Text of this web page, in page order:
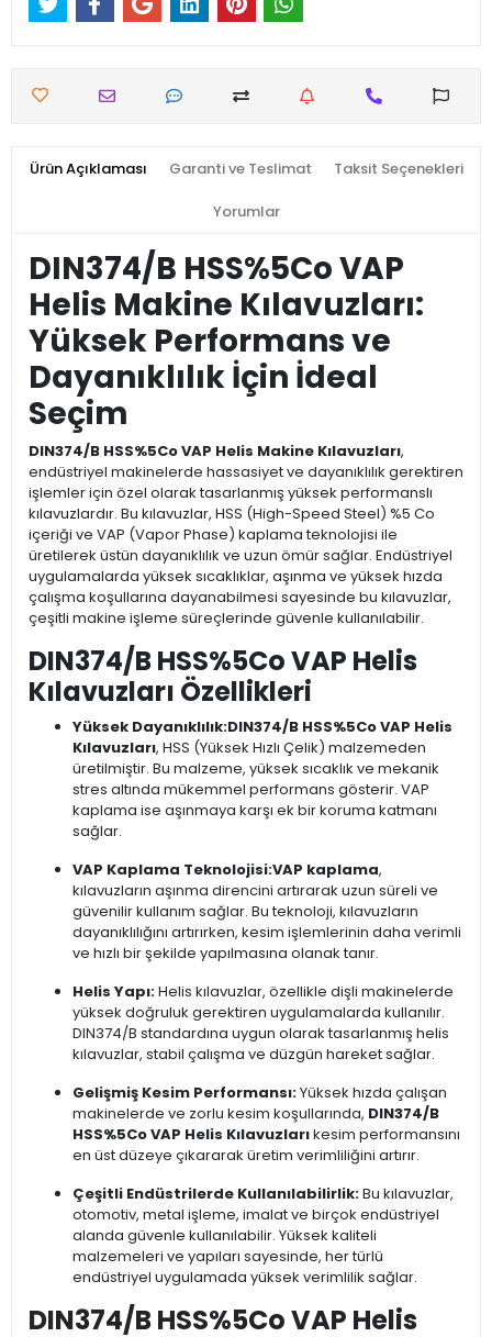
Ürün Açıklaması Garanti ve Teslimat Taksit Seçenekleri
Yorumlar
DIN374/B HSS%5Co VAP
Helis Makine Kılavuzları:
Yüksek Performans ve
Dayanıklılık İçin İdeal
Seçim
DIN374/B HSS%5Co VAP Helis Makine Kılavuzları,
endüstriyel makinelerde hassasiyet ve dayanıklılık gerektiren
işlemler için özel olarak tasarlanmış yüksek performanslı
kılavuzlardır. Bu kılavuzlar, HSS (High-Speed Steel) %5 Co
içeriği ve VAP (Vapor Phase) kaplama teknolojisi ile
üretilerek üstün dayanıklılık ve uzun ömür sağlar. Endüstriyel
uygulamalarda yüksek sıcaklıklar, aşınma ve yüksek hızda
çalışma koşullarına dayanabilmesi sayesinde bu kılavuzlar,
çeşitli makine işleme süreçlerinde güvenle kullanılabilir.
DIN374/B HSS%5Co VAP Helis
Kılavuzları Özellikleri
Yüksek Dayanıklılık:DIN374/B HSS%5Co VAP Helis
Kılavuzları, HSS (Yüksek Hızlı Çelik) malzemeden
üretilmiştir. Bu malzeme, yüksek sıcaklık ve mekanik
stres altında mükemmel performans gösterir. VAP
kaplama ise aşınmaya karşı ek bir koruma katmanı
sağlar.
VAP Kaplama Teknolojisi:VAP kaplama,
kılavuzların aşınma direncini artırarak uzun süreli ve
güvenilir kullanım sağlar. Bu teknoloji, kılavuzların
dayanıklılığını artırırken, kesim işlemlerinin daha verimli
ve hızlı bir şekilde yapılmasına olanak tanır.
Helis Yapı:Helis kılavuzlar, özellikle dişli makinelerde
yüksek doğruluk gerektiren uygulamalarda kullanılır.
DIN374/B standardına uygun olarak tasarlanmış helis
kılavuzlar, stabil çalışma ve düzgün hareket sağlar.
Gelişmiş Kesim Performansı:Yüksek hızda çalışan
makinelerde ve zorlu kesim koşullarında, DIN374/B
HSS%5Co VAP Helis Kılavuzlarıkesim performansını
en üst düzeye çıkararak üretim verimliliğini artırır.
Çeşitli Endüstrilerde Kullanılabilirlik:Bu kılavuzlar,
otomotiv, metal işleme, imalat ve birçok endüstriyel
alanda güvenle kullanılabilir. Yüksek kaliteli
malzemeleri ve yapıları sayesinde, her türlü
endüstriyel uygulamada yüksek verimlilik sağlar.
DIN374/B HSS%5Co VAP Helis